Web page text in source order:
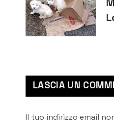
LASCIA UN
Il tuo indirizzo email